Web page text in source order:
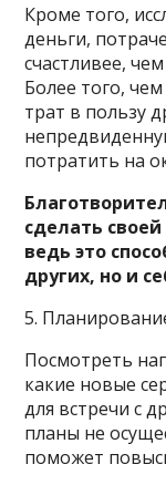
Кроме того,
деньги,
счастливее,
Более того,
трат в пользу
потратить на
сделать
ведь это
других, но и
5.
Посмотреть
какие новые
для встречи с
планы не
поможет